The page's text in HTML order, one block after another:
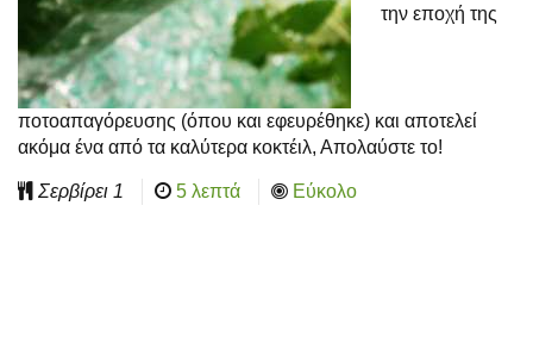
την εποχή της
ποτοαπαγόρευσης (όπου και εφευρέθηκε) και αποτελεί
ακόμα ένα από τα καλύτερα κοκτέιλ, Απολαύστε το!
Σερβίρει 1 5 λεπτά Εύκολο